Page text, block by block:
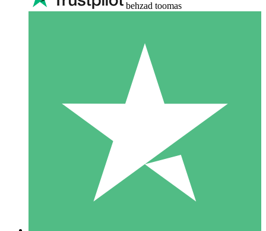
behzad toomas